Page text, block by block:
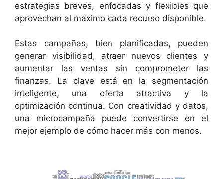
estrategias breves, enfocadas y flexibles que
aprovechan al máximo cada recurso disponible.
Estas campañas, bien planificadas, pueden
generar visibilidad, atraer nuevos clientes y
aumentar las ventas sin comprometer las
finanzas. La clave está en la segmentación
inteligente, una oferta atractiva y la
optimización continua. Con creatividad y datos,
una microcampaña puede convertirse en el
mejor ejemplo de cómo hacer más con menos.